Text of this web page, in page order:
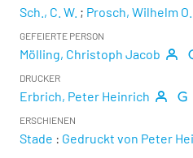
Sch., C. W. ; Prosch, Wilhelm O.
GEFEIERTE PERSON
Mölling, Christoph Jacob
DRUCKER
Erbrich, Peter Heinrich
ERSCHIENEN
Stade : Gedruckt von Peter